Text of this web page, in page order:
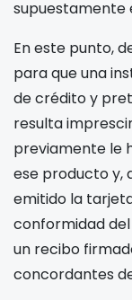
supuestamente
En este punto,
para que una
de crédito y
resulta
previamente le
ese producto y,
emitido la
conformidad
un recibo
concordantes